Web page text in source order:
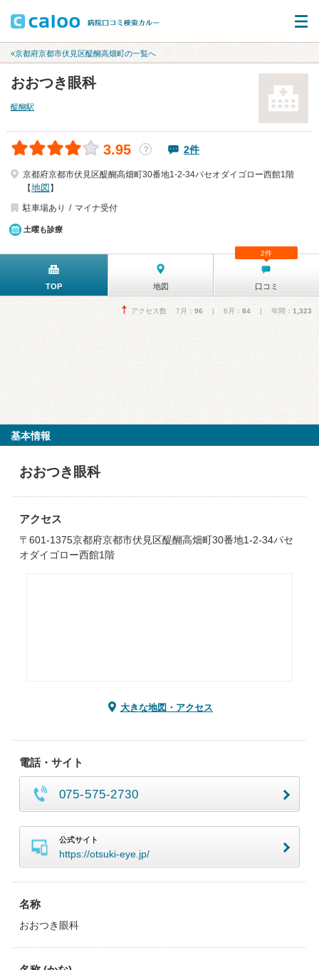
«京都府京都市伏見区醍醐高畑町の一覧へ
おおつき眼科
醍醐駅
3.95 ？ 2件
京都府京都市伏見区醍醐高畑町30番地1-2-34パセオダイゴロー西館1階
【地図 】
駐車場あり
マイナ受付
土曜も診療
TOP 地図 口コミ
2件
アクセス数 7月： 96 | 6月： 84 | 年間： 1,323
基本情報
おおつき眼科
アクセス
〒601-1375京都府京都市伏見区醍醐高畑町30番地1-2-34パセ
オダイゴロー西館1階
大きな地図・アクセス
電話・サイト
075-575-2730
公式サイト
https://otsuki-eye.jp/
名称
おおつき眼科